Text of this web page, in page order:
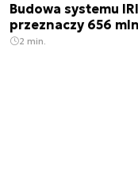
Budowa systemu
przeznaczy 656
2 min.